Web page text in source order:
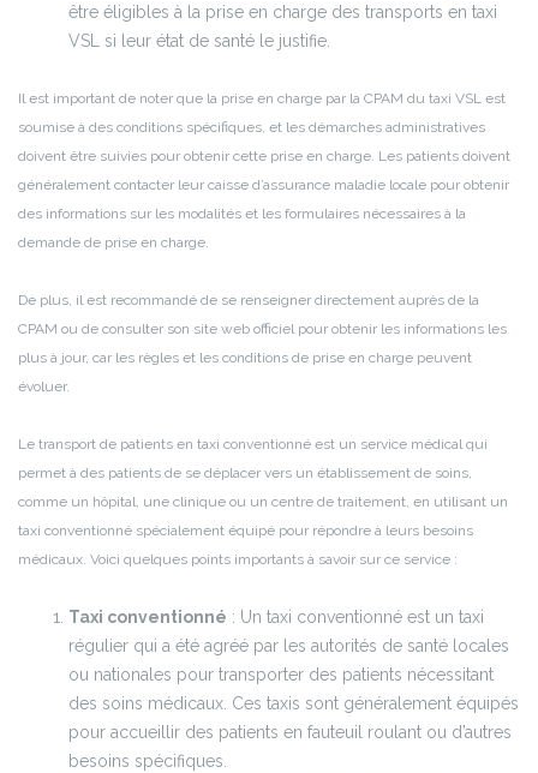
être éligibles à la prise en charge des transports en taxi
VSL si leur état de santé le justifie.
Il est important de noter que la prise en charge par la CPAM du taxi VSL est
soumise à des conditions spécifiques, et les démarches administratives
doivent être suivies pour obtenir cette prise en charge. Les patients doivent
généralement contacter leur caisse d’assurance maladie locale pour obtenir
des informations sur les modalités et les formulaires nécessaires à la
demande de prise en charge.
De plus, il est recommandé de se renseigner directement auprès de la
CPAM ou de consulter son site web officiel pour obtenir les informations les
plus à jour, car les règles et les conditions de prise en charge peuvent
évoluer.
Le transport de patients en taxi conventionné est un service médical qui
permet à des patients de se déplacer vers un établissement de soins,
comme un hôpital, une clinique ou un centre de traitement, en utilisant un
taxi conventionné spécialement équipé pour répondre à leurs besoins
médicaux. Voici quelques points importants à savoir sur ce service :
Taxi conventionné : Un taxi conventionné est un taxi
régulier qui a été agréé par les autorités de santé locales
ou nationales pour transporter des patients nécessitant
des soins médicaux. Ces taxis sont généralement équipés
pour accueillir des patients en fauteuil roulant ou d’autres
besoins spécifiques.